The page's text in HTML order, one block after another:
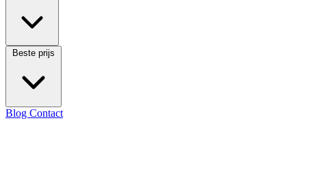
Beste prijs
Blog Contact